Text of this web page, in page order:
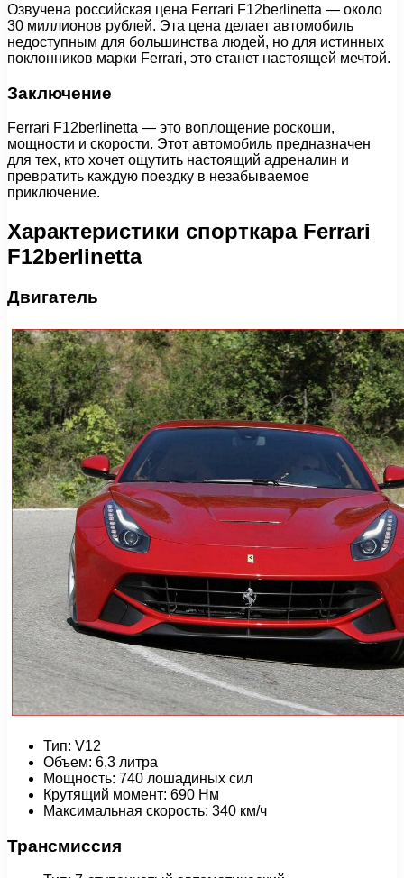
Озвучена российская цена Ferrari F12berlinetta — около
30 миллионов рублей. Эта цена делает автомобиль
недоступным для большинства людей, но для истинных
поклонников марки Ferrari, это станет настоящей мечтой.
Заключение
Ferrari F12berlinetta — это воплощение роскоши,
мощности и скорости. Этот автомобиль предназначен
для тех, кто хочет ощутить настоящий адреналин и
превратить каждую поездку в незабываемое
приключение.
Характеристики спорткара Ferrari
F12berlinetta
Двигатель
Тип: V12
Объем: 6,3 литра
Мощность: 740 лошадиных сил
Крутящий момент: 690 Нм
Максимальная скорость: 340 км/ч
Трансмиссия